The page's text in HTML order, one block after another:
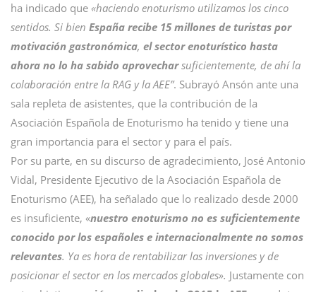
ha indicado que «haciendo enoturismo utilizamos los cinco
sentidos. Si bien España recibe 15 millones de turistas por
motivación gastronómica, el sector enoturístico hasta
ahora no lo ha sabido aprovecharsuficientemente, de ahí la
colaboración entre la RAG y la AEE”. Subrayó Ansón ante una
sala repleta de asistentes, que la contribución de la
Asociación Española de Enoturismo ha tenido y tiene una
gran importancia para el sector y para el país.
Por su parte, en su discurso de agradecimiento, José Antonio
Vidal, Presidente Ejecutivo de la Asociación Española de
Enoturismo (AEE), ha señalado que lo realizado desde 2000
es insuficiente, «nuestro enoturismo no es suficientemente
conocido por los españoles e internacionalmente no somos
relevantes. Ya es hora de rentabilizar las inversiones y de
posicionar el sector en los mercados globales». Justamente con